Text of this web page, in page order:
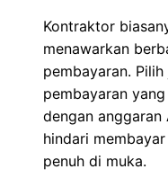
Kontraktor
menawarkan
pembayaran.
pembayaran yang
dengan anggaran
hindari
penuh di muka.